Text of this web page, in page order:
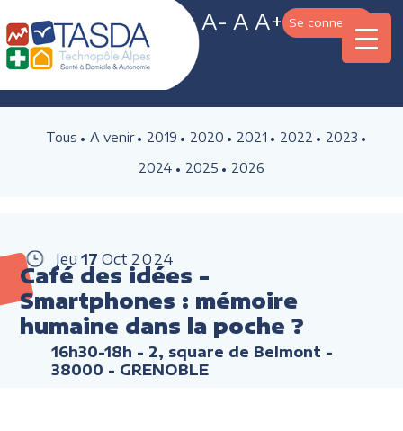
A- A A+ Se connecter
Tous A venir 2019 2020 2021 2022
2023
2024
2025 2026
Jeu 17 Oct 2024
Café des idées -
Smartphones : mémoire
humaine dans la poche ?
16h30-18h - 2, square de Belmont -
38000 - GRENOBLE